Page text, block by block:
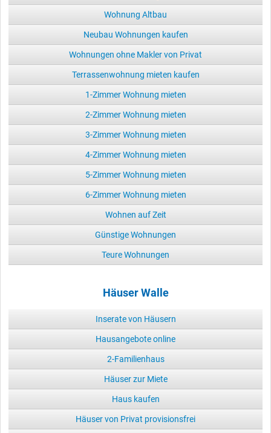
Wohnung Altbau
Neubau Wohnungen kaufen
Wohnungen ohne Makler von Privat
Terrassenwohnung mieten kaufen
1-Zimmer Wohnung mieten
2-Zimmer Wohnung mieten
3-Zimmer Wohnung mieten
4-Zimmer Wohnung mieten
5-Zimmer Wohnung mieten
6-Zimmer Wohnung mieten
Wohnen auf Zeit
Günstige Wohnungen
Teure Wohnungen
Häuser Walle
Inserate von Häusern
Hausangebote online
2-Familienhaus
Häuser zur Miete
Haus kaufen
Häuser von Privat provisionsfrei